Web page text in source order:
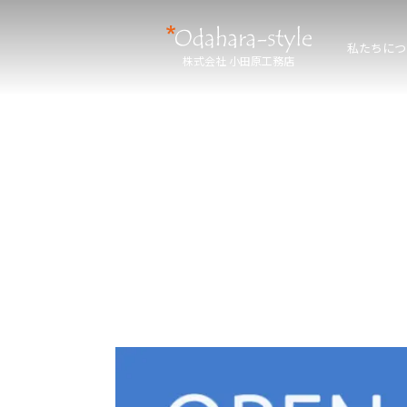
株式会社 小田原工務店
私たちに